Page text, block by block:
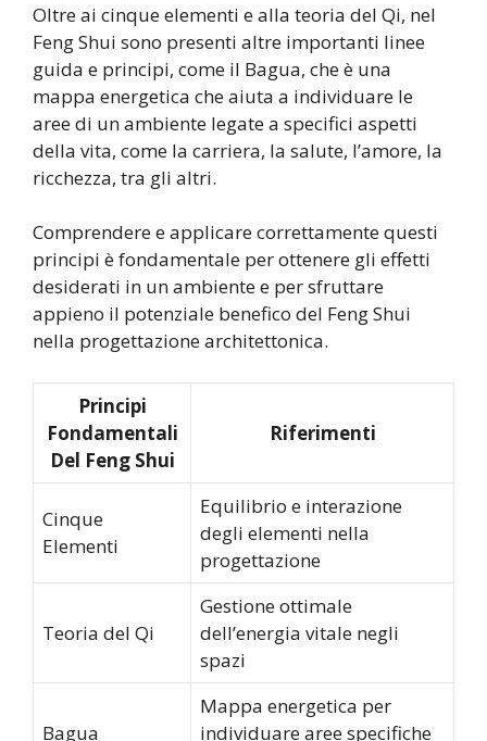
Oltre ai cinque elementi e alla teoria del Qi, nel
Feng Shui sono presenti altre importanti linee
guida e principi, come il Bagua, che è una
mappa energetica che aiuta a individuare le
aree di un ambiente legate a specifici aspetti
della vita, come la carriera, la salute, l’amore, la
ricchezza, tra gli altri.
Comprendere e applicare correttamente questi
principi è fondamentale per ottenere gli effetti
desiderati in un ambiente e per sfruttare
appieno il potenziale benefico del Feng Shui
nella progettazione architettonica.
Principi
Fondamentali
Del Feng Shui
Riferimenti
Cinque
Elementi
Equilibrio e interazione
degli elementi nella
progettazione
Teoria del Qi
Gestione ottimale
dell’energia vitale negli
spazi
Bagua
Mappa energetica per
individuare aree specifiche